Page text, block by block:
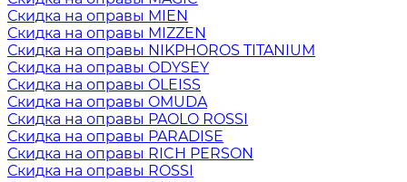
Скидка на оправы MIEN
Скидка на оправы MIZZEN
Скидка на оправы NIKPHOROS TITANIUM
Скидка на оправы ODYSEY
Скидка на оправы OLEISS
Скидка на оправы OMUDA
Скидка на оправы PAOLO ROSSI
Скидка на оправы PARADISE
Скидка на оправы RICH PERSON
Скидка на оправы ROSSI